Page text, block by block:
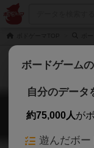
運命の
ボードゲーム
自分のデータ
約75,000人が
遊んだボー